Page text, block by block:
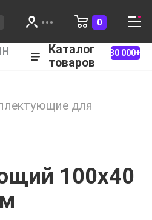
0
Каталог
товаров
30 000+
для
100x40